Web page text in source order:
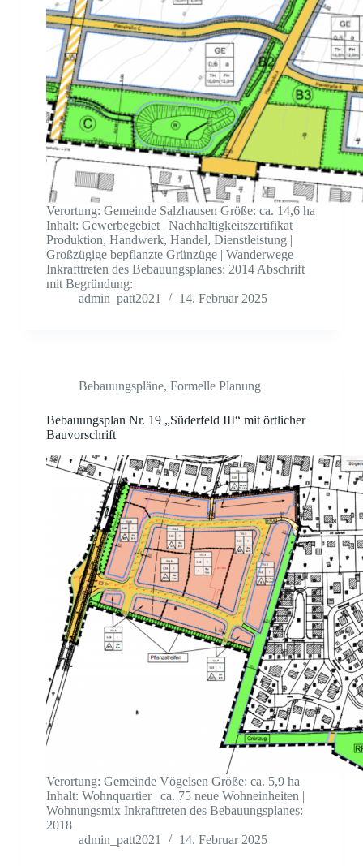
Verortung: Gemeinde Salzhausen Größe: ca. 14,6 ha
Inhalt: Gewerbegebiet | Nachhaltigkeitszertifikat |
Produktion, Handwerk, Handel, Dienstleistung |
Großzügige bepflanzte Grünzüge | Wanderwege
Inkrafttreten des Bebauungsplanes: 2014 Abschrift
mit Begründung:
admin_patt2021
14. Februar 2025
Bebauungspläne, Formelle Planung
Bebauungsplan Nr. 19 „Süderfeld III“ mit örtlicher
Bauvorschrift
Verortung: Gemeinde Vögelsen Größe: ca. 5,9 ha
Inhalt: Wohnquartier | ca. 75 neue Wohneinheiten |
Wohnungsmix Inkrafttreten des Bebauungsplanes:
2018
admin_patt2021
14. Februar 2025